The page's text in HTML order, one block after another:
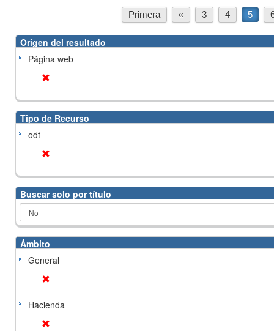
Primera « 3 4 5
Origen del resultado
Página web
Tipo de Recurso
odt
Buscar solo por título
Ámbito
General
Hacienda